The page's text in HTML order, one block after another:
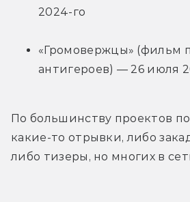
2024-го
«Громовержцы» (фильм
антигероев) — 26 июля
По большинству проектов
какие-то отрывки, либо
либо тизеры, но многих в